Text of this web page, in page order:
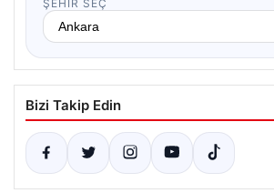
ŞEHIR SEÇ
Bizi Takip Edin